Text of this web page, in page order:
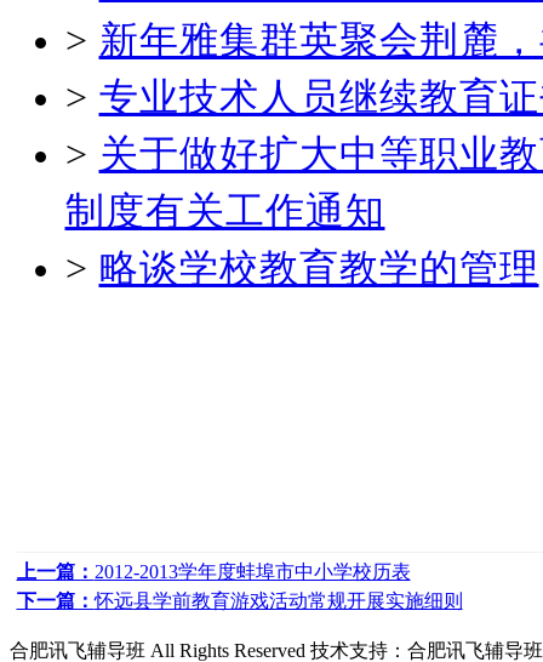
> 新年雅集群英聚会荆麓
> 专业技术人员继续教育
> 关于做好扩大中等职业
制度有关工作通知
> 略谈学校教育教学的管理
上一篇： 2012-2013学年度蚌埠市中小学校历表
下一篇：怀远县学前教育游戏活动常规开展实施细则
合肥讯飞辅导班 All Rights Reserved 技术支持： 合肥讯飞辅导班